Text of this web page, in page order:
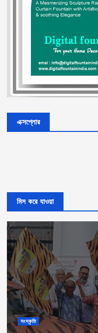
এক্সপ্লোর
মিস করে যাওয়া
সংস্কৃতি